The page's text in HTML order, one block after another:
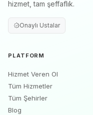
hizmet, tam şeffaflık.
Onaylı Ustalar
PLATFORM
Hizmet Veren Ol
Tüm Hizmetler
Tüm Şehirler
Blog